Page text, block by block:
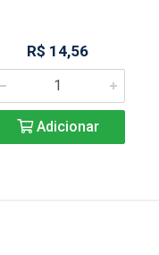
R$ 14,56
Adicionar